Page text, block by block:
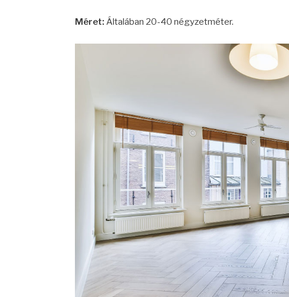
Méret:Általában 20-40 négyzetméter.